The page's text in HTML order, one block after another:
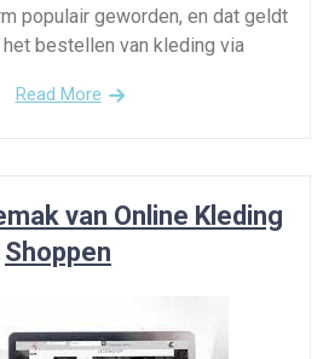
populair geworden, en dat geldt
bestellen van kleding via
Read More
van Online Kleding
Shoppen